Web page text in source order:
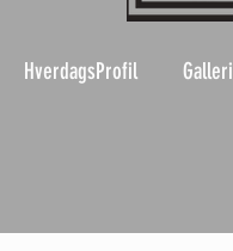
HverdagsProfil Galleri